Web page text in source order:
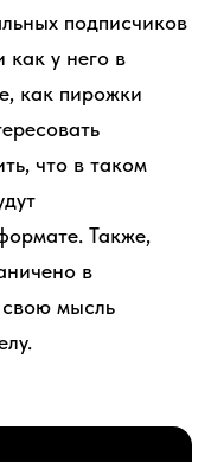
подписчиков
как у него в
как пирожки
что в таком
Также,
в
свою мысль